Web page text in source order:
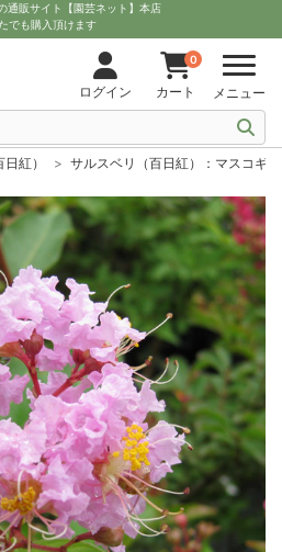
通販サイト【園芸ネット】本店
でも購入頂けます
ログイン
0
カート メニュー
紅） サルスベリ（百日紅）：マスコギ